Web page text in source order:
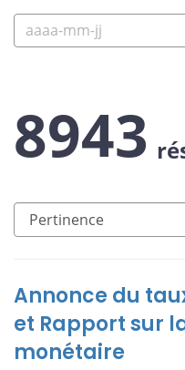
8943
Annonce du
et Rapport sur
monétaire